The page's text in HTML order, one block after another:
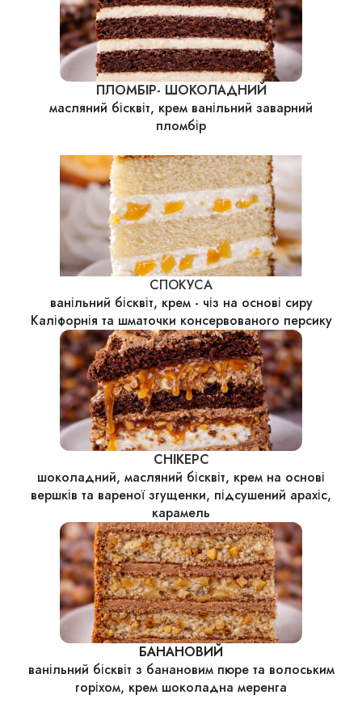
ПЛОМБІР- ШОКОЛАДНИЙ
масляний бісквіт, крем ванільний заварний
пломбір
СПОКУСА
ванільний бісквіт, крем - чіз на основі сиру
Каліфорнія та шматочки консервованого персику
СНІКЕРС
шоколадний, масляний бісквіт, крем на основі
вершків та вареної згущенки, підсушений арахіс,
карамель
БАНАНОВИЙ
ванільний бісквіт з банановим пюре та волоським
горіхом, крем шоколадна меренга